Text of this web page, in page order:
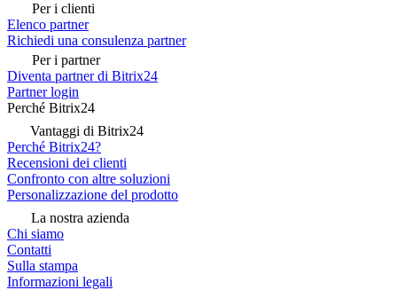
Per i clienti
Elenco partner
Richiedi una consulenza partner
Per i partner
Diventa partner di Bitrix24
Partner login
Perché Bitrix24
Vantaggi di Bitrix24
Perché Bitrix24?
Recensioni dei clienti
Confronto con altre soluzioni
Personalizzazione del prodotto
La nostra azienda
Chi siamo
Contatti
Sulla stampa
Informazioni legali